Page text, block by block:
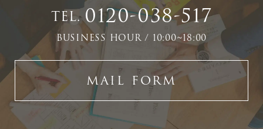
TEL.0120-038-517
BUSINESS HOUR / 10:00~18:00
MAIL FORM